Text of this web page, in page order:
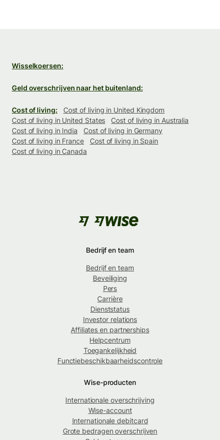
Wisselkoersen:
Geld overschrijven naar het buitenland:
Cost of living:
Cost of living in United Kingdom
Cost of living in United States
Cost of living in Australia
Cost of living in India
Cost of living in Germany
Cost of living in France
Cost of living in Spain
Cost of living in Canada
Bedrijf en team
Bedrijf en team
Beveiliging
Pers
Carrière
Dienststatus
Investor relations
Affiliates en partnerships
Helpcentrum
Toegankelijkheid
Functiebeschikbaarheidscontrole
Wise-producten
Internationale overschrijving
Wise-account
Internationale debitcard
Grote bedragen overschrijven